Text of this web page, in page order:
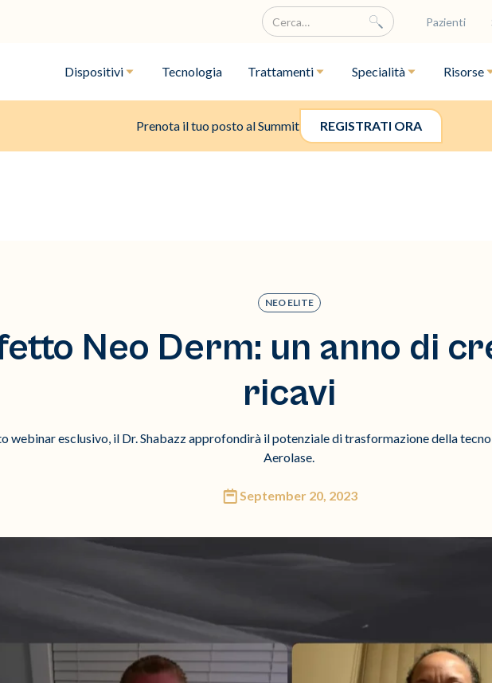
Pazienti
Dispositivi Tecnologia Trattamenti Specialità Risorse
Prenota il tuo posto al Summit REGISTRATI ORA
NEO ELITE
Neo Derm: un anno di
ricavi
webinar esclusivo, il Dr. Shabazz approfondirà il potenziale di trasformazione della
Aerolase.
September 20, 2023